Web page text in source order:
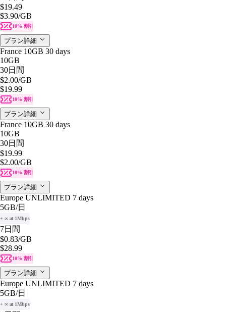
$19.49
$3.90/GB
10% 割引
プラン詳細
France 10GB 30 days
10GB
30日間
$2.00/GB
$19.99
10% 割引
プラン詳細
France 10GB 30 days
10GB
30日間
$19.99
$2.00/GB
10% 割引
プラン詳細
Europe UNLIMITED 7 days
5GB/日
+ ∞ at 1Mbps
7日間
$0.83/GB
$28.99
10% 割引
プラン詳細
Europe UNLIMITED 7 days
5GB/日
+ ∞ at 1Mbps